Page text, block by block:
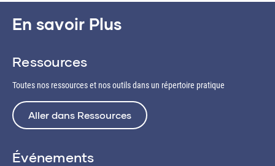
En savoir Plus
Ressources
Toutes nos ressources et nos outils dans un répertoire pratique
Aller dans Ressources
Événements